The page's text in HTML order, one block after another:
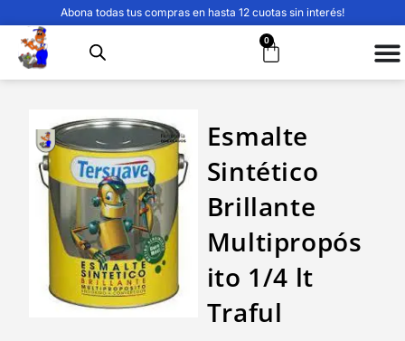
Abona todas tus compras en hasta 12 cuotas sin interés!
0
Esmalte
Sintético
Brillante
Multipropós
ito 1/4 lt
Traful